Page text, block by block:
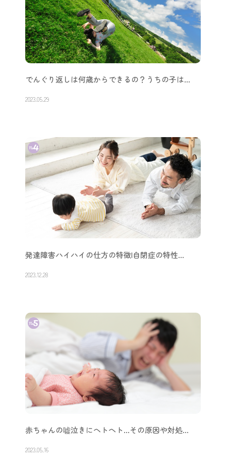
でんぐり返しは何歳からできるの？うちの子は…
2023.05.29
発達障害ハイハイの仕方の特徴|自閉症の特性…
2023.12.28
赤ちゃんの嘘泣きにヘトヘト…その原因や対処…
2023.05.16